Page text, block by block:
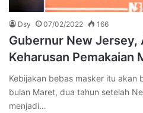
Dsy 07/02/2022 166
Gubernur New Jersey,
Keharusan Pemakaian
Kebijakan bebas masker itu akan
bulan Maret, dua tahun setelah
menjadi…